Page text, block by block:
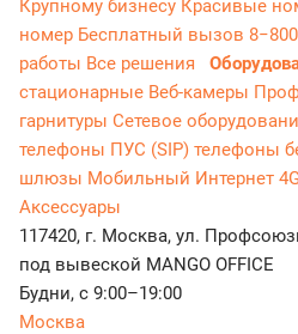
Крупному бизнесу Красивые
номер Бесплатный вызов 8−800
работы Все решения
стационарные Веб-камеры
гарнитуры Сетевое
телефоны ПУС (SIP) телефоны
шлюзы Мобильный Интернет 4G
Аксессуары
117420, г. Москва, ул.
под вывеской MANGO OFFICE
Будни, с 9:00–19:00
Москва